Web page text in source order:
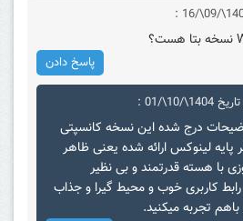
پاسخ دادن
1404\/10\/01 :
درج شده این نسخه کانسپتی
لینوکس ارائه شده یعنی ظاهر
با هسته قدرتمند و بی نظیر
کاربری خوب و محیط گیرا و جذاب
تجربه میکنید.